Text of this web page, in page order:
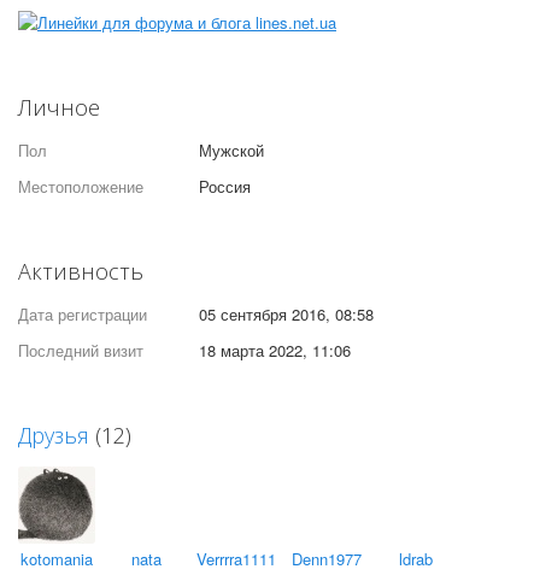
Личное
Пол
Мужской
Местоположение
Россия
Активность
Дата регистрации
05 сентября 2016, 08:58
Последний визит
18 марта 2022, 11:06
Друзья (12)
kotomania nata Verrrra1111 Denn1977 ldrab